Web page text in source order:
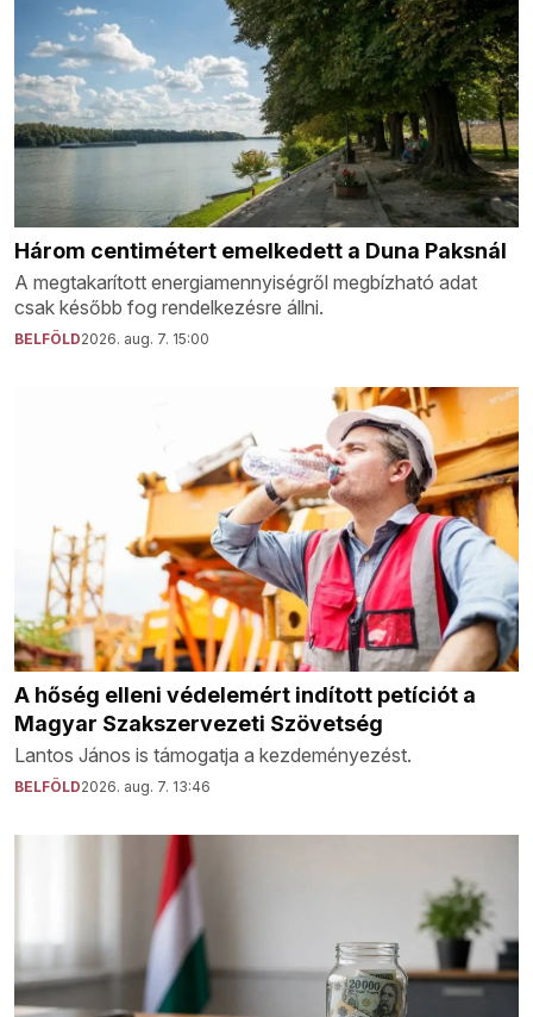
Három centimétert emelkedett a Duna Paksnál
A megtakarított energiamennyiségről megbízható adat
csak később fog rendelkezésre állni.
BELFÖLD2026. aug. 7. 15:00
A hőség elleni védelemért indított petíciót a
Magyar Szakszervezeti Szövetség
Lantos János is támogatja a kezdeményezést.
BELFÖLD2026. aug. 7. 13:46